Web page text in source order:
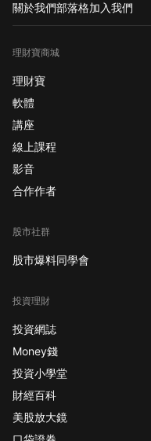
關於我們部落格加入我們
理財寶商城
理財寶
軟體
講座
線上課程
影音
合作作者
股市社群
股市爆料同學會
投資理財
投資網誌
Money錢
投資小學堂
財經百科
美股放大鏡